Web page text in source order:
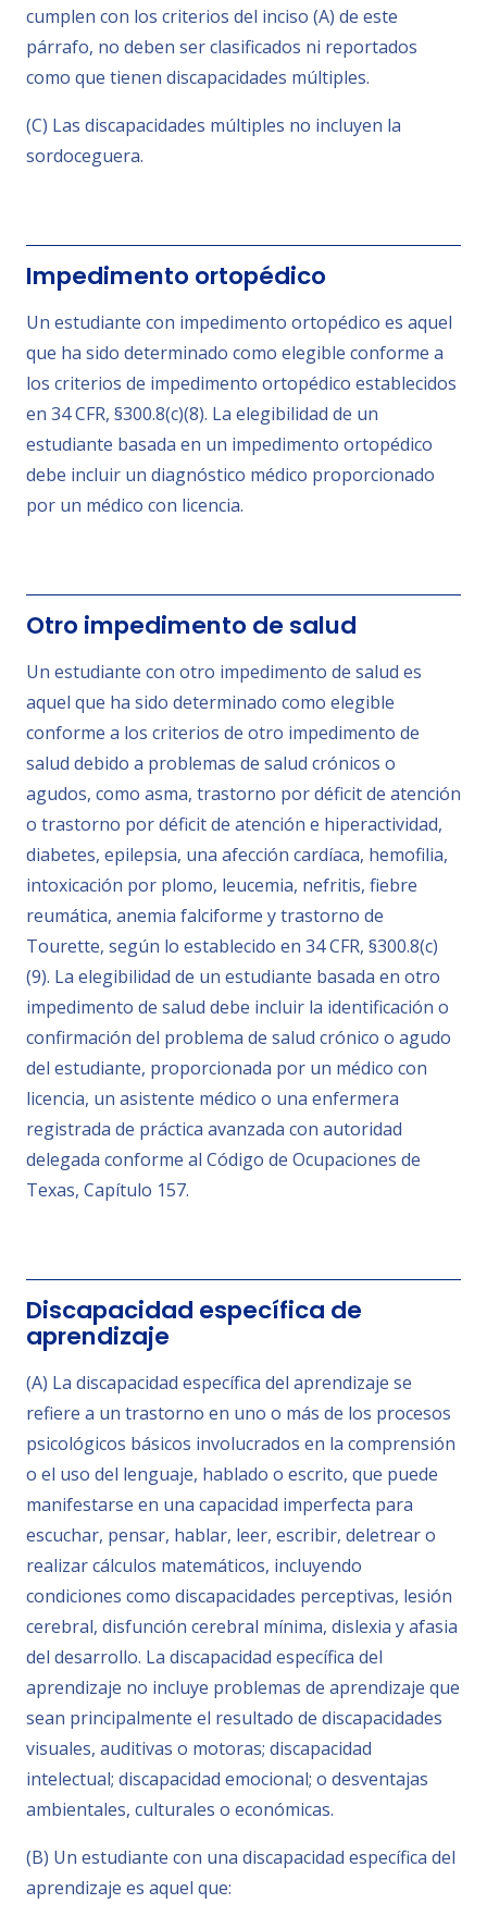
cumplen con los criterios del inciso (A) de este
párrafo, no deben ser clasificados ni reportados
como que tienen discapacidades múltiples.
(C) Las discapacidades múltiples no incluyen la
sordoceguera.
Impedimento ortopédico
Un estudiante con impedimento ortopédico es aquel
que ha sido determinado como elegible conforme a
los criterios de impedimento ortopédico establecidos
en 34 CFR, §300.8(c)(8). La elegibilidad de un
estudiante basada en un impedimento ortopédico
debe incluir un diagnóstico médico proporcionado
por un médico con licencia.
Otro impedimento de salud
Un estudiante con otro impedimento de salud es
aquel que ha sido determinado como elegible
conforme a los criterios de otro impedimento de
salud debido a problemas de salud crónicos o
agudos, como asma, trastorno por déficit de atención
o trastorno por déficit de atención e hiperactividad,
diabetes, epilepsia, una afección cardíaca, hemofilia,
intoxicación por plomo, leucemia, nefritis, fiebre
reumática, anemia falciforme y trastorno de
Tourette, según lo establecido en 34 CFR, §300.8(c)
(9). La elegibilidad de un estudiante basada en otro
impedimento de salud debe incluir la identificación o
confirmación del problema de salud crónico o agudo
del estudiante, proporcionada por un médico con
licencia, un asistente médico o una enfermera
registrada de práctica avanzada con autoridad
delegada conforme al Código de Ocupaciones de
Texas, Capítulo 157.
Discapacidad específica de
aprendizaje
(A) La discapacidad específica del aprendizaje se
refiere a un trastorno en uno o más de los procesos
psicológicos básicos involucrados en la comprensión
o el uso del lenguaje, hablado o escrito, que puede
manifestarse en una capacidad imperfecta para
escuchar, pensar, hablar, leer, escribir, deletrear o
realizar cálculos matemáticos, incluyendo
condiciones como discapacidades perceptivas, lesión
cerebral, disfunción cerebral mínima, dislexia y afasia
del desarrollo. La discapacidad específica del
aprendizaje no incluye problemas de aprendizaje que
sean principalmente el resultado de discapacidades
visuales, auditivas o motoras; discapacidad
intelectual; discapacidad emocional; o desventajas
ambientales, culturales o económicas.
(B) Un estudiante con una discapacidad específica del
aprendizaje es aquel que: